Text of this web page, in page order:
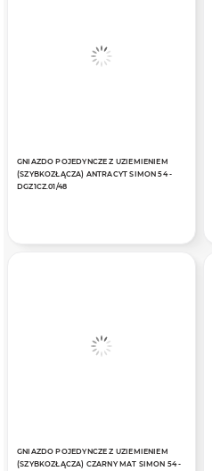
GNIAZDO POJEDYNCZE Z UZIEMIENIEM
(SZYBKOZŁĄCZA) ANTRACYT SIMON 54 -
DGZ1CZ.01/48
GNIAZDO POJEDYNCZE Z UZIEMIENIEM
(SZYBKOZŁĄCZA) CZARNY MAT SIMON 54 -